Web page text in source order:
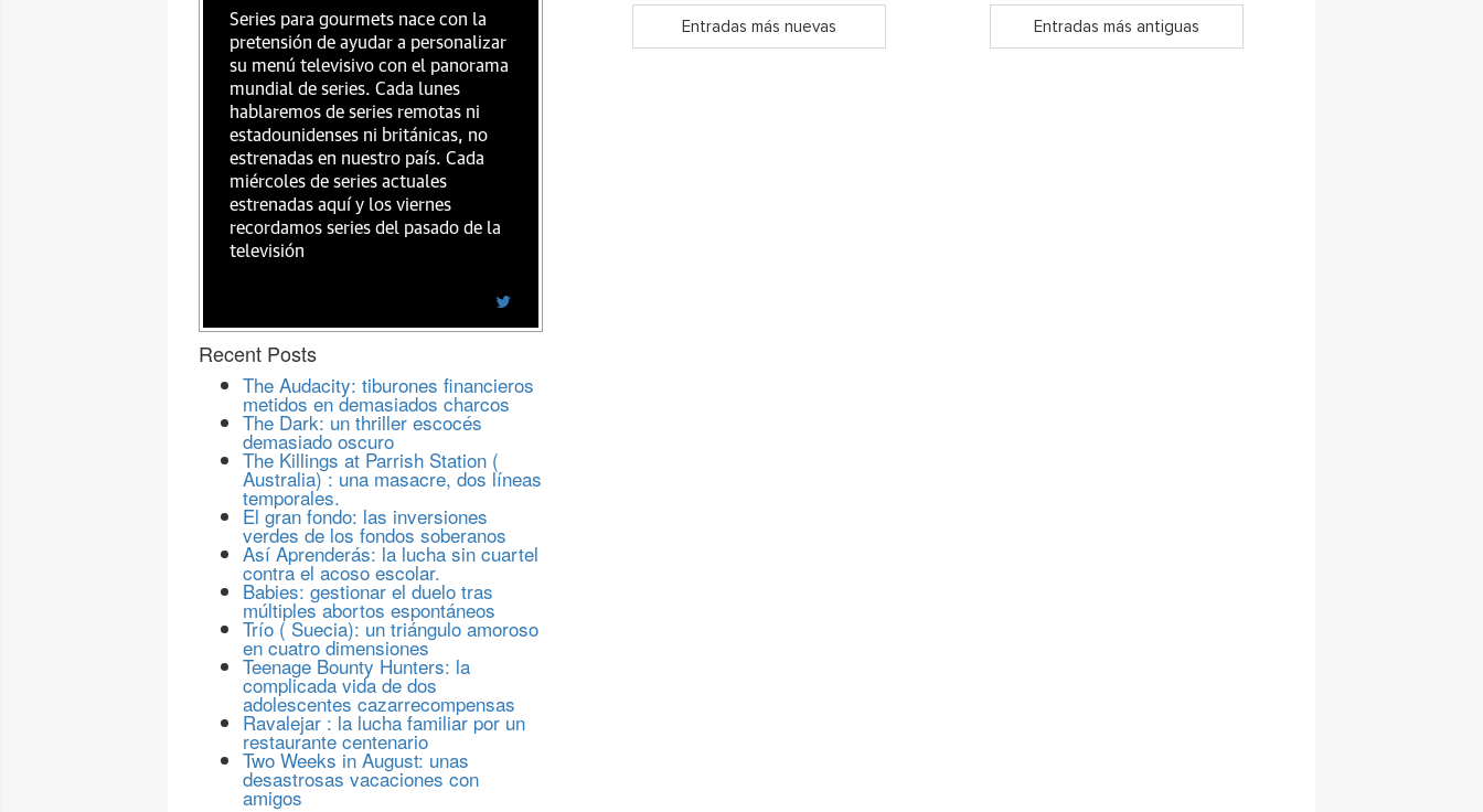
Entradas más nuevas Entradas más antiguas
Series para gourmets nace con la
pretensión de ayudar a personalizar
su menú televisivo con el panorama
mundial de series. Cada lunes
hablaremos de series remotas ni
estadounidenses ni británicas, no
estrenadas en nuestro país. Cada
miércoles de series actuales
estrenadas aquí y los viernes
recordamos series del pasado de la
televisión
Recent Posts
The Audacity: tiburones financieros
metidos en demasiados charcos
The Dark: un thriller escocés
demasiado oscuro
The Killings at Parrish Station (
Australia) : una masacre, dos líneas
temporales.
El gran fondo: las inversiones
verdes de los fondos soberanos
Así Aprenderás: la lucha sin cuartel
contra el acoso escolar.
Babies: gestionar el duelo tras
múltiples abortos espontáneos
Trío ( Suecia): un triángulo amoroso
en cuatro dimensiones
Teenage Bounty Hunters: la
complicada vida de dos
adolescentes cazarrecompensas
Ravalejar : la lucha familiar por un
restaurante centenario
Two Weeks in August: unas
desastrosas vacaciones con
amigos